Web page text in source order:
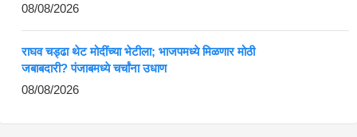
08/08/2026
राघव चड्ढा थेट मोदींच्या भेटीला; भाजपमध्ये मिळणार मोठी
जबाबदारी? पंजाबमध्ये चर्चांना उधाण
08/08/2026